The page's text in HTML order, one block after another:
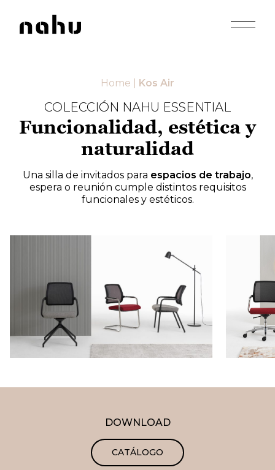
Home Kos Air
COLECCIÓN NAHU ESSENTIAL
Funcionalidad, estética y
naturalidad
Una silla de invitados para espacios de trabajo,
espera o reunión cumple distintos requisitos
funcionales y estéticos.
DOWNLOAD
CATÁLOGO